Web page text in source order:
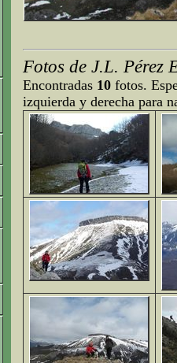
Fotos de J.L. Pérez
Encontradas 10 fotos.
izquierda y derecha para